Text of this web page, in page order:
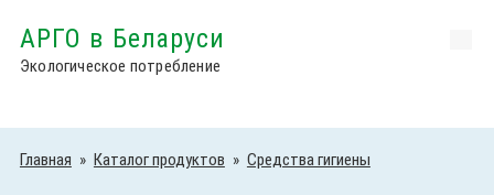
АРГО в Беларуси
Экологическое потребление
Главная » Каталог продуктов » Средства гигиены